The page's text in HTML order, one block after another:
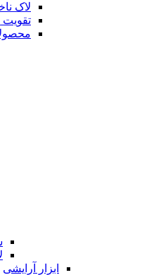
لاک
تقویت
ابزار آرایشی